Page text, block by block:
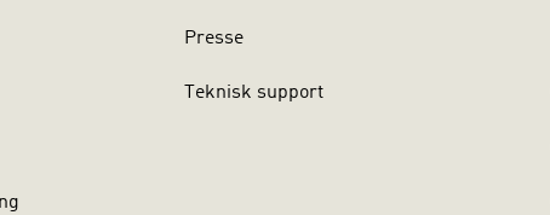
Presse
Teknisk support